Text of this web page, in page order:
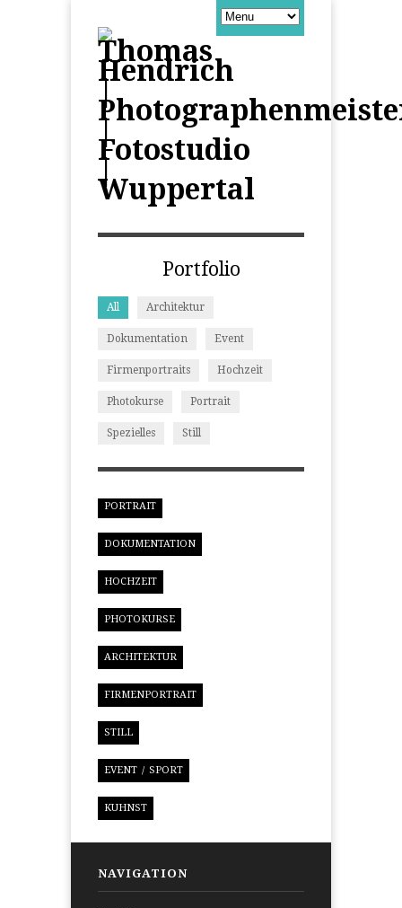
Portfolio
All Architektur
Dokumentation Event
Firmenportraits Hochzeit
Photokurse Portrait
Spezielles Still
PORTRAIT
DOKUMENTATION
HOCHZEIT
PHOTOKURSE
ARCHITEKTUR
FIRMENPORTRAIT
STILL
EVENT / SPORT
KUHNST
NAVIGATION